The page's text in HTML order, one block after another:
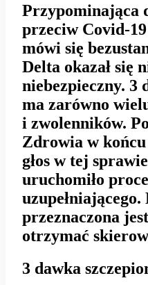
Przypominająca
przeciw Covid-
mówi się
Delta okazał się
niebezpieczny. 3
ma zarówno
i zwolenników.
Zdrowia w
głos w tej
uruchomiło
uzupełniającego.
przeznaczona
otrzymać
3 dawka